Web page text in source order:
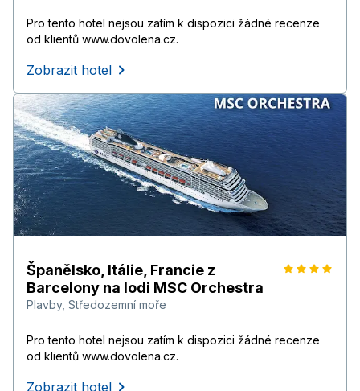
Pro tento hotel nejsou zatím k dispozici žádné recenze
od klientů www.dovolena.cz.
Zobrazit hotel
Španělsko, Itálie, Francie z
Barcelony na lodi MSC Orchestra
Plavby, Středozemní moře
Pro tento hotel nejsou zatím k dispozici žádné recenze
od klientů www.dovolena.cz.
Zobrazit hotel